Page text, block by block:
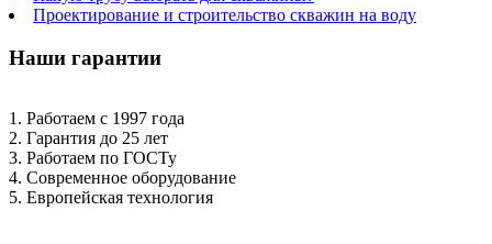
Проектирование и строительство скважин на воду
Наши гарантии
1. Работаем с 1997 года
2. Гарантия до 25 лет
3. Работаем по ГОСТу
4. Современное оборудование
5. Европейская технология